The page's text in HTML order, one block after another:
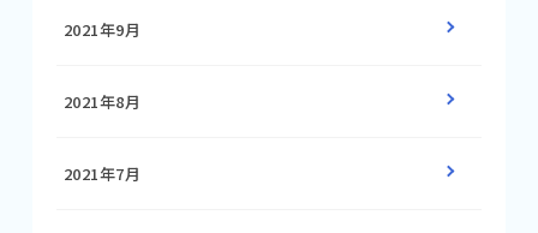
2021年9月
2021年8月
2021年7月